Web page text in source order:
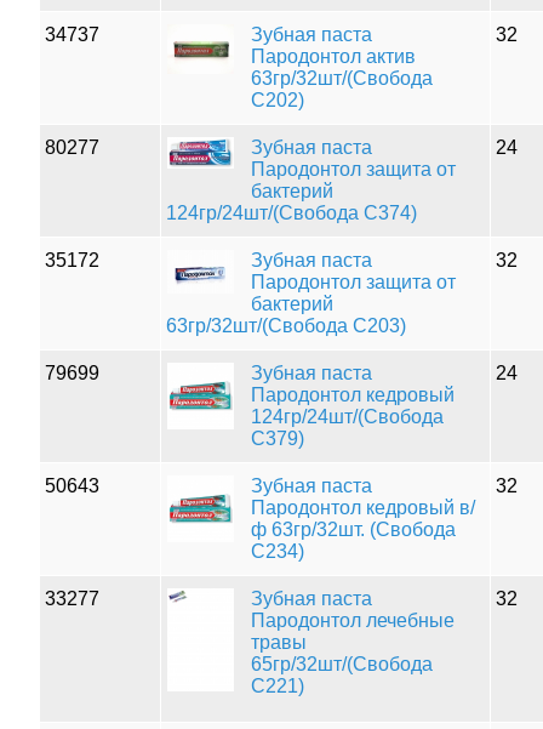
34737
Зубная паста
Пародонтол актив
63гр/32шт/(Свобода
С202)
32
80277
Зубная паста
Пародонтол защита от
бактерий
124гр/24шт/(Свобода С374)
24
35172
Зубная паста
Пародонтол защита от
бактерий
63гр/32шт/(Свобода С203)
32
79699
Зубная паста
Пародонтол кедровый
124гр/24шт/(Свобода
С379)
24
50643
Зубная паста
Пародонтол кедровый в/
ф 63гр/32шт. (Свобода
С234)
32
33277
Зубная паста
Пародонтол лечебные
травы
65гр/32шт/(Свобода
С221)
32